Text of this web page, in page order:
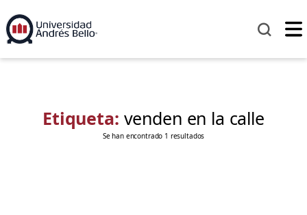
Etiqueta: venden en la calle
Se han encontrado 1 resultados